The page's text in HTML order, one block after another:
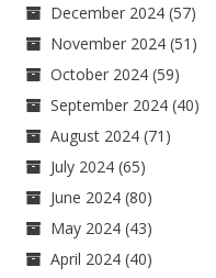
December 2024 (57)
November 2024 (51)
October 2024 (59)
September 2024 (40)
August 2024 (71)
July 2024 (65)
June 2024 (80)
May 2024 (43)
April 2024 (40)